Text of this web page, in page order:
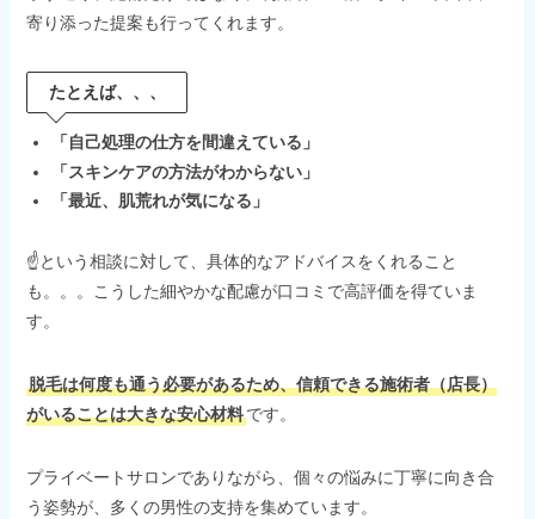
寄り添った提案も行ってくれます。
たとえば、、、
「自己処理の仕方を間違えている」
「スキンケアの方法がわからない」
「最近、肌荒れが気になる」
☝という相談に対して、具体的なアドバイスをくれること
も。。。こうした細やかな配慮が口コミで高評価を得ていま
す。
脱毛は何度も通う必要があるため、信頼できる施術者（店長）
がいることは大きな安心材料です。
プライベートサロンでありながら、個々の悩みに丁寧に向き合
う姿勢が、多くの男性の支持を集めています。